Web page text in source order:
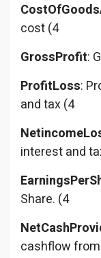
cost (4
GrossProfit:
ProfitLoss:
and tax (4
interest and
Share. (4
cashflow